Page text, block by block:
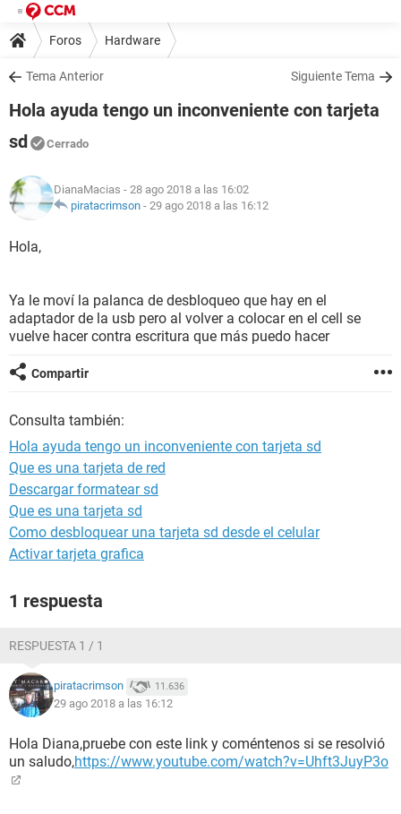
Foros Hardware
Tema Anterior Siguiente Tema
Hola ayuda tengo un inconveniente con tarjeta
sd
Cerrado
DianaMacias - 28 ago 2018 a las 16:02
piratacrimson - 29 ago 2018 a las 16:12
Hola,
Ya le moví la palanca de desbloqueo que hay en el
adaptador de la usb pero al volver a colocar en el cell se
vuelve hacer contra escritura que más puedo hacer
Compartir
Consulta también:
Hola ayuda tengo un inconveniente con tarjeta sd
Que es una tarjeta de red
Descargar formatear sd
Que es una tarjeta sd
Como desbloquear una tarjeta sd desde el celular
Activar tarjeta grafica
1 respuesta
RESPUESTA 1 / 1
piratacrimson 11.636
29 ago 2018 a las 16:12
Hola Diana,pruebe con este link y coméntenos si se resolvió
un saludo,https://www.youtube.com/watch?v=Uhft3JuyP3o